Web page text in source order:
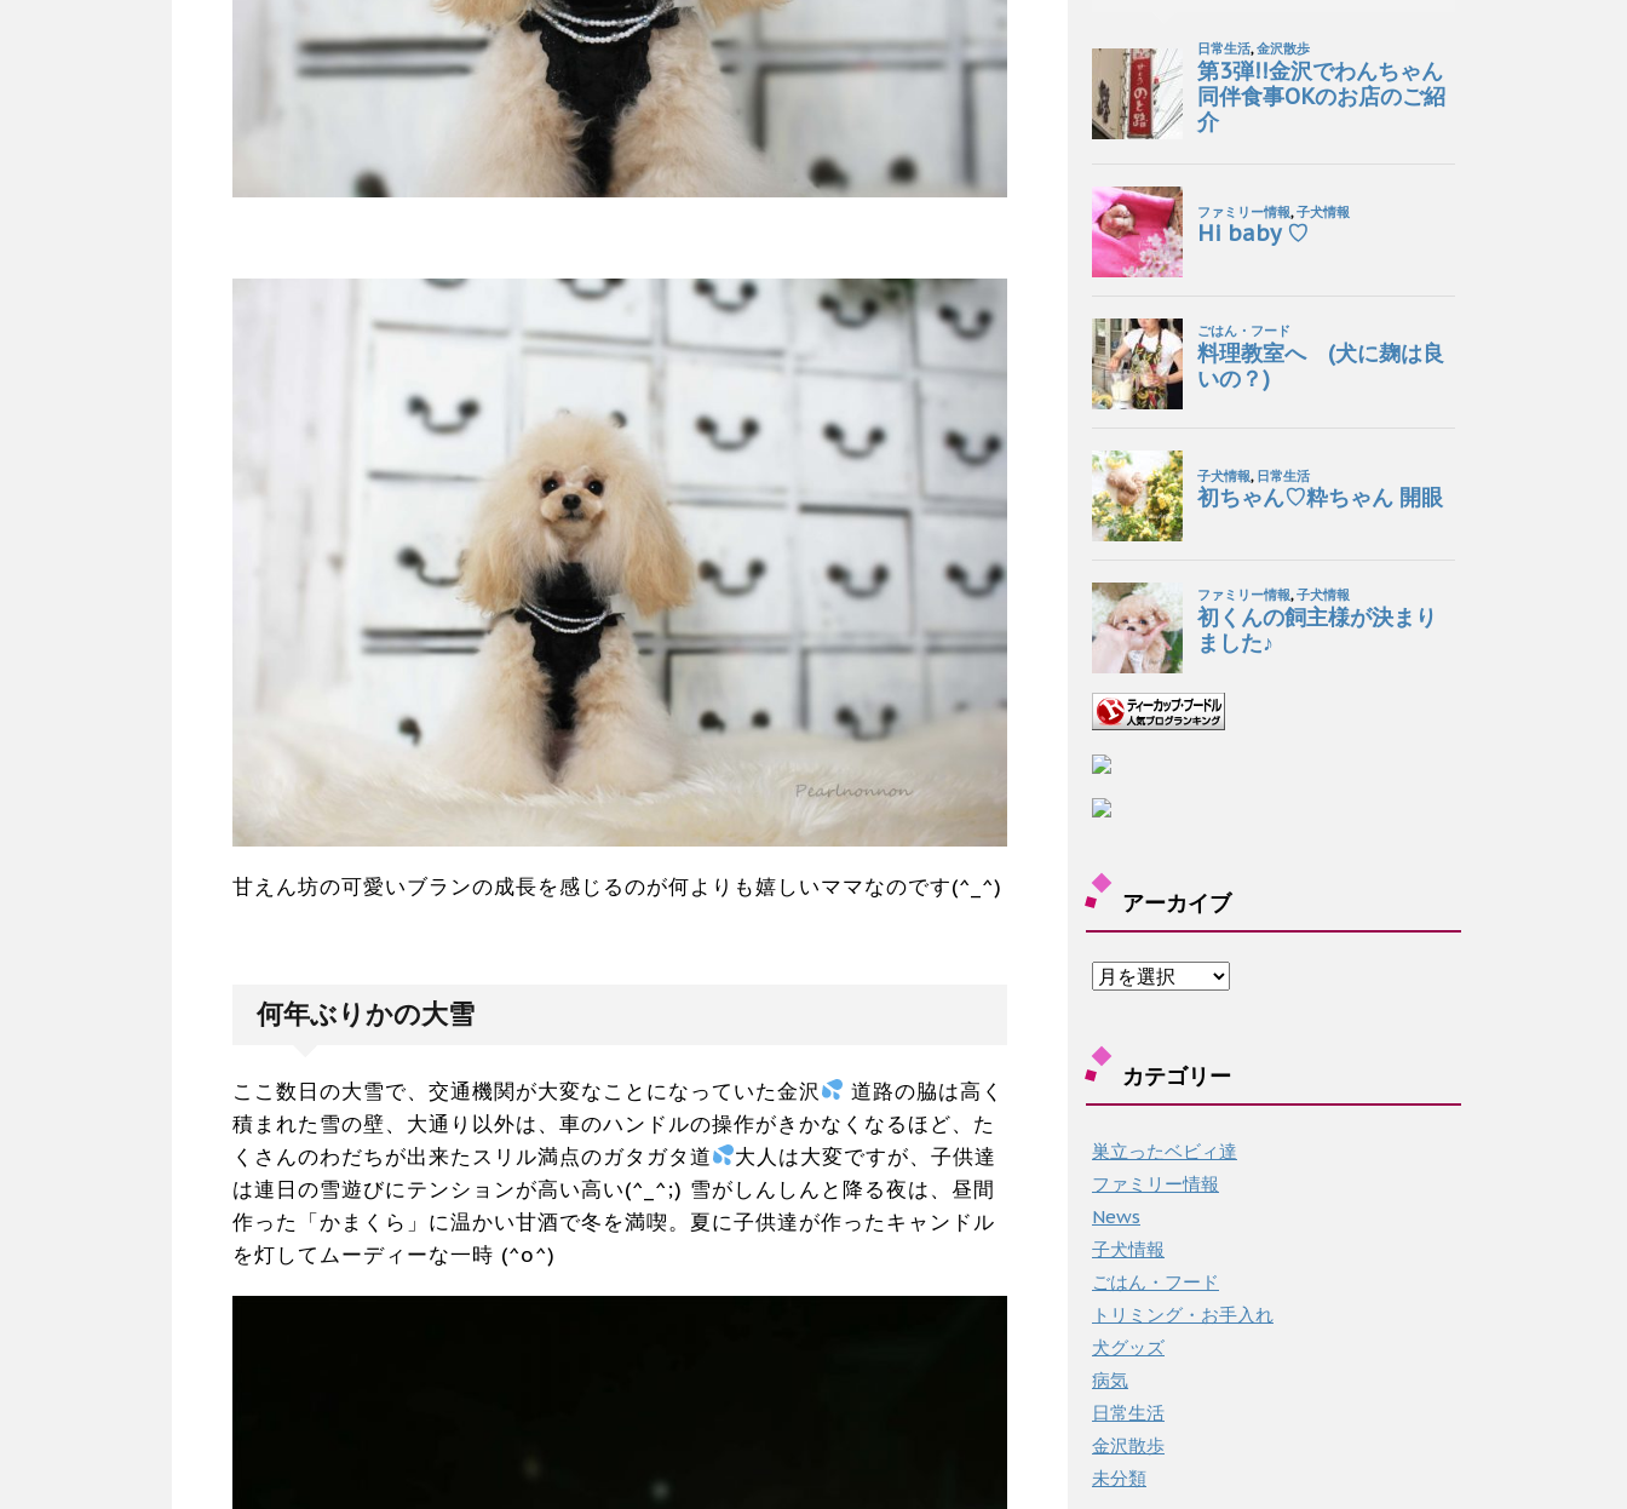
甘えん坊の可愛いブランの成長を感じるのが何よりも嬉しいママなのです(^_^)
何年ぶりかの大雪
ここ数日の大雪で、交通機関が大変なことになっていた金沢
道路の脇は高く
積まれた雪の壁、大通り以外は、車のハンドルの操作がきかなくなるほど、た
くさんのわだちが出来たスリル満点のガタガタ道
大人は大変ですが、子供達
は連日の雪遊びにテンションが高い高い(^_^;) 雪がしんしんと降る夜は、昼間
作った「かまくら」に温かい甘酒で冬を満喫。夏に子供達が作ったキャンドル
を灯してムーディーな一時 (^o^)
アーカイブ
ア
ー
イ
ブ
カテゴリー
巣立ったベビィ達
ファミリー情報
News
子犬情報
ごはん・フード
トリミング・お手入れ
犬グッズ
病気
日常生活
金沢散歩
未分類